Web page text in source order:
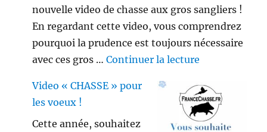
nouvelle video de chasse aux gros sangliers !
En regardant cette video, vous comprendrez
pourquoi la prudence est toujours nécessaire
avec ces gros …Continuer la lecture
Video « CHASSE » pour
les voeux !
Cette année, souhaitez